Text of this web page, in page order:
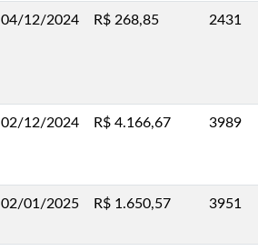
04/12/2024 R$ 268,85 2431
02/12/2024 R$ 4.166,67 3989
02/01/2025 R$ 1.650,57 3951